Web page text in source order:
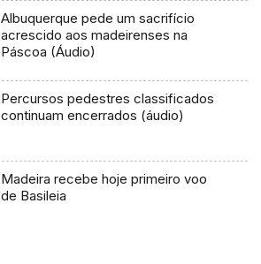
Albuquerque pede um sacrifício
acrescido aos madeirenses na
Páscoa (Áudio)
Percursos pedestres classificados
continuam encerrados (áudio)
Madeira recebe hoje primeiro voo
de Basileia